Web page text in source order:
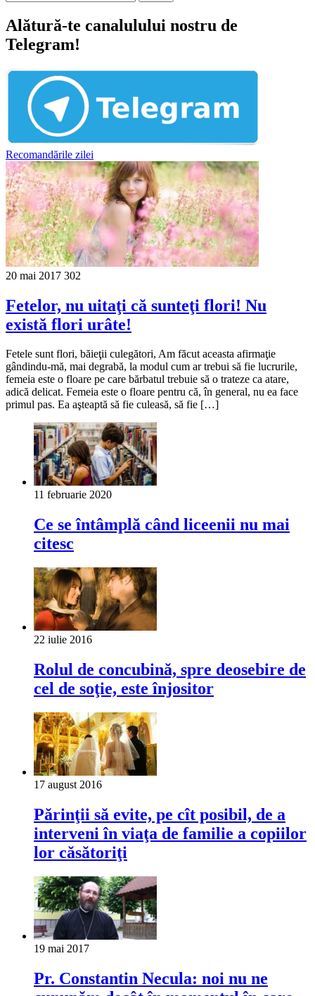
Alătură-te canalulului nostru de
Telegram!
Recomandările zilei
20 mai 2017 302
Fetelor, nu uitaţi că sunteţi flori! Nu
există flori urâte!
Fetele sunt flori, băieţii culegători, Am făcut aceasta afirmaţie
gândindu-mă, mai degrabă, la modul cum ar trebui să fie lucrurile,
femeia este o floare pe care bărbatul trebuie să o trateze ca atare,
adică delicat. Femeia este o floare pentru că, în general, nu ea face
primul pas. Ea aşteaptă să fie culeasă, să fie […]
11 februarie 2020
Ce se întâmplă când liceenii nu mai
citesc
22 iulie 2016
Rolul de concubină, spre deosebire de
cel de soţie, este înjositor
17 august 2016
Părinţii să evite, pe cît posibil, de a
interveni în viaţa de familie a copiilor
lor căsătoriţi
19 mai 2017
Pr. Constantin Necula: noi nu ne